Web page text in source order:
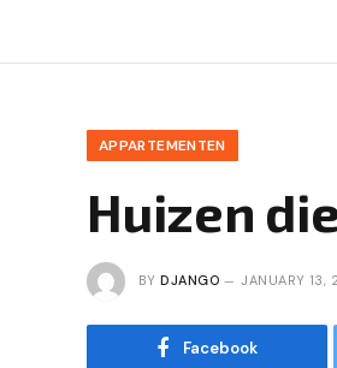
APPARTEMENTEN
Huizen
BY DJANGO JANUARY 13,
Facebook